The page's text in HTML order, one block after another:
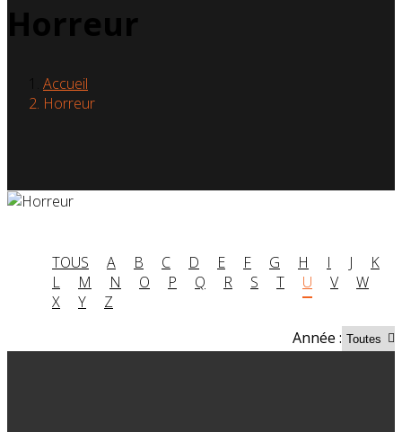
Horreur
Accueil
Horreur
TOUS A B C D E F G H I J
K
L
M N O P Q R S T U V
W
X
Y
Z
Année :